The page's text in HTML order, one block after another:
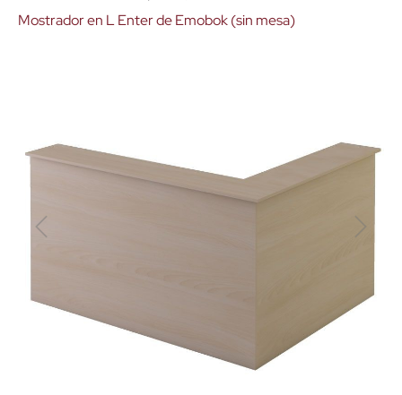
Mostrador en L Enter de Emobok (sin mesa)